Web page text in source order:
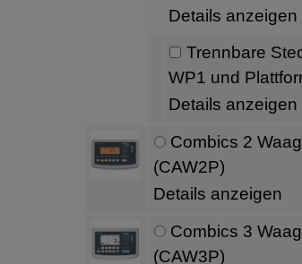
Details anzeigen
Trennbare
WP1 und
Details anzeigen
Combics 2
(CAW2P)
Details anzeigen
Combics 3
(CAW3P)